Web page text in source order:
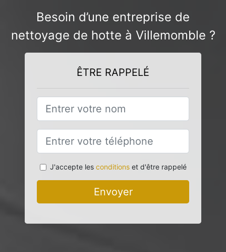
Besoin d’une entreprise de
nettoyage de hotte à Villemomble ?
ÊTRE RAPPELÉ
J'accepte les conditionset d'être rappelé
Envoyer